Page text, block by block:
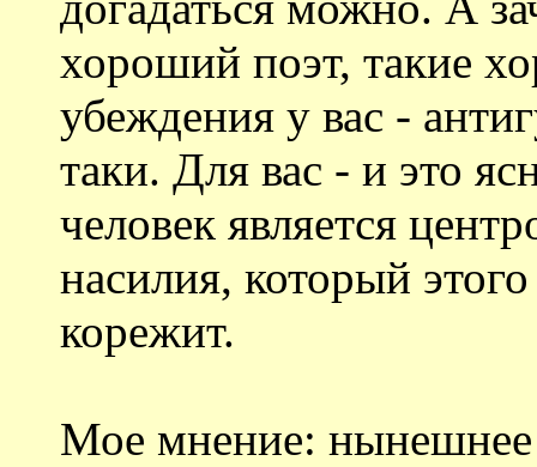
хороший поэт, такие
убеждения у вас -
таки. Для вас - и это
человек является
насилия, который
корежит.
Мое мнение: нынешнее